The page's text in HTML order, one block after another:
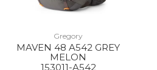
Gregory
MAVEN 48 A542 GREY
MELON
153011-A542